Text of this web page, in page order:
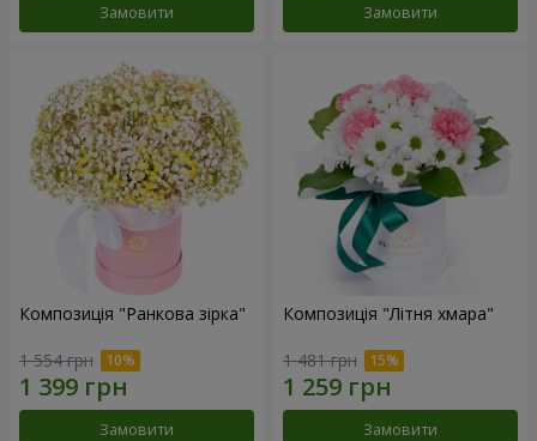
Замовити Замовити
Композиція "Ранкова зірка"
1 554 грн
Замовити
Композиція "Літня хмара"
1 481 грн
Замовити